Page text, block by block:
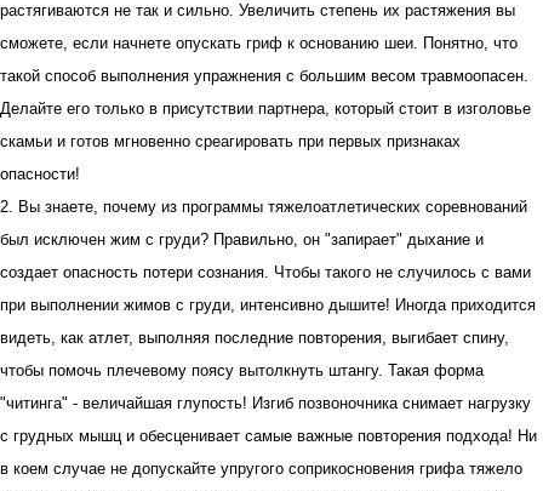
растягиваются не так и сильно. Увеличить степень их растяжения вы
сможете, если начнете опускать гриф к основанию шеи. Понятно, что
такой способ выполнения упражнения с большим весом травмоопасен.
Делайте его только в присутствии партнера, который стоит в изголовье
скамьи и готов мгновенно среагировать при первых признаках
опасности!
2. Вы знаете, почему из программы тяжелоатлетических соревнований
был исключен жим с груди? Правильно, он "запирает" дыхание и
создает опасность потери сознания. Чтобы такого не случилось с вами
при выполнении жимов с груди, интенсивно дышите! Иногда приходится
видеть, как атлет, выполняя последние повторения, выгибает спину,
чтобы помочь плечевому поясу вытолкнуть штангу. Такая форма
"читинга" - величайшая глупость! Изгиб позвоночника снимает нагрузку
с грудных мышц и обесценивает самые важные повторения подхода! Ни
в коем случае не допускайте упругого соприкосновения грифа тяжело